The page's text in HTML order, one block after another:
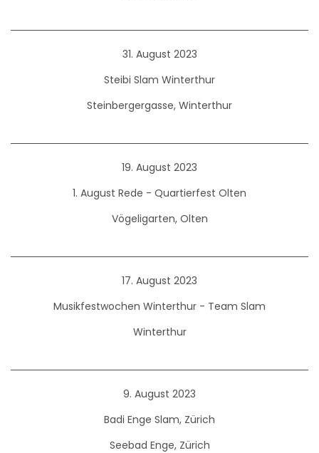
31. August 2023
Steibi Slam Winterthur
Steinbergergasse, Winterthur
19. August 2023
1. August Rede - Quartierfest Olten
Vögeligarten, Olten
17. August 2023
Musikfestwochen Winterthur - Team Slam
Winterthur
9. August 2023
Badi Enge Slam, Zürich
Seebad Enge, Zürich